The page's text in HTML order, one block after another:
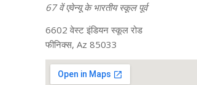
67 वें एवेन्यू के भारतीय स्कूल पूर्व
6602 वेस्ट इंडियन स्कूल रोड
फीनिक्स, Az 85033